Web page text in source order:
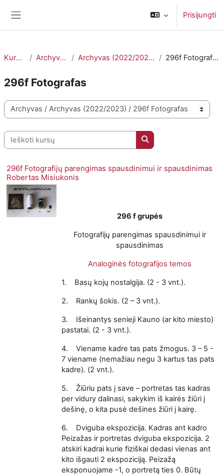
Prisijungti
Kursai Archyvas Archyvas (2022/2023) 296f Fotografas
296f Fotografas
Kursų kategorijos
Ieškoti kursų
Ieškoti kursų
296f Fotografijų parengimas spausdinimui ir spausdinimas
Robertas Misiukonis
296 f grupės
Fotografijų parengimas spausdinimui ir
spausdinimas
Analoginės fotografijos temos
1. Basų kojų nostalgija. (2 - 3 vnt.).
2. Rankų šokis. (2 – 3 vnt.).
3. Išeinantys senieji Kauno (ar kito miesto)
pastatai. (2 - 3 vnt.).
4. Viename kadre tas pats žmogus. 3 – 5 -
7 viename (nemažiau negu 3 kartus tas pats
kadre). (2 vnt.).
5. Žiūriu pats į save – portretas tas kadras
per vidury dalinasi, sakykim iš kairės žiūri į
dešinę, o kita pusė dešines žiūri į kairę.
6. Dviguba ekspozicija. Kadras ant kadro
Peizažas ir portretas dviguba ekspozicija. 2
atskiri kadrai kurie fiziškai dedasi vienas ant
kito išgauti 2 ekspoziciją. Peizažą
eksponuojame -1, o portretą ties 0. Būtų